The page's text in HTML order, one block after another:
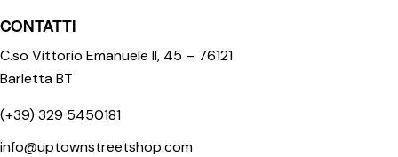
CONTATTI
C.so Vittorio Emanuele II, 45 – 76121
Barletta BT
(+39) 329 5450181
info@uptownstreetshop.com